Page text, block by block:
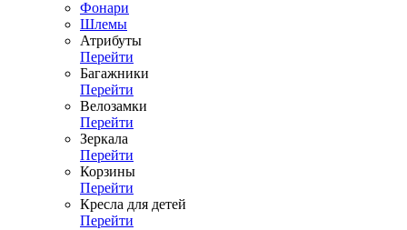
Фонари
Шлемы
Атрибуты
Перейти
Багажники
Перейти
Велозамки
Перейти
Зеркала
Перейти
Корзины
Перейти
Кресла для детей
Перейти